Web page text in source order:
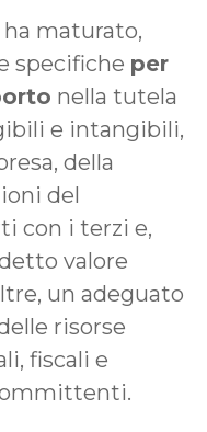
ha maturato,
specifiche per
nella tutela
e intangibili,
della
del
con i terzi e,
valore
un adeguato
risorse
fiscali e